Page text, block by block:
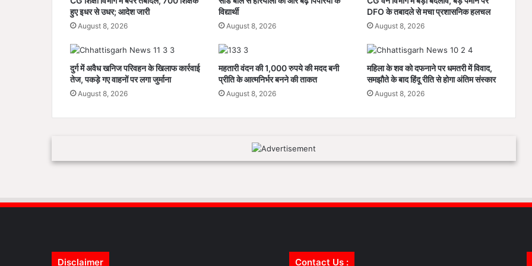
यों
ने
की
सौ
ज
न्य
मु
ला
त
ह
हुए इधर से उधर; आदेश जारी
August 8, 2026
विद्यार्थी
August 8, 2026
DFO के तबादले से मचा प्रशासनिक हलचल
August 8, 2026
दुर्ग में अवैध खनिज परिवहन के खिलाफ कार्रवाई
तेज, पकड़े गए वाहनों पर लगा जुर्माना
August 8, 2026
महतारी वंदन की 1,000 रुपये की मदद बनी
प्रीति के आत्मनिर्भर बनने की ताकत
August 8, 2026
महिला के शव को दफनाने पर धमतरी में विवाद,
समझौते के बाद हिंदू रीति से होगा अंतिम संस्कार
August 8, 2026
Disclaimer Contact Us :